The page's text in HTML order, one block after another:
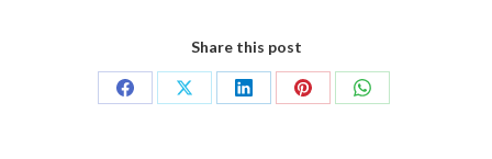
Share this post
Share
Share
Share
Share
Share